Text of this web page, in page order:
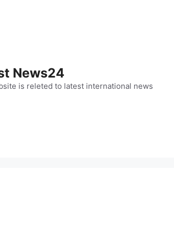
News24
is releted to latest international news